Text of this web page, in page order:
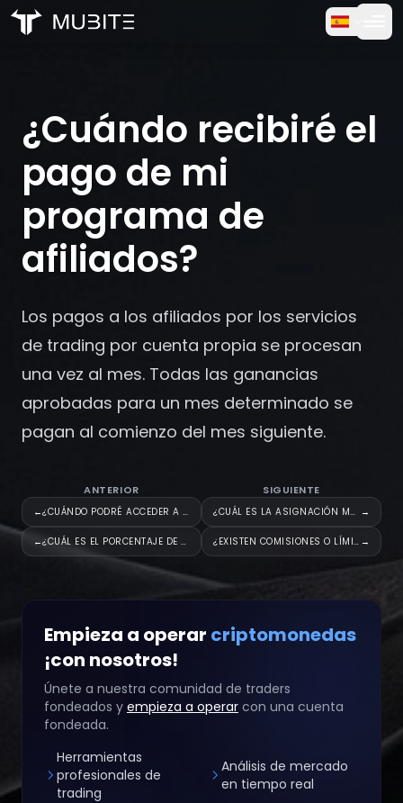
Testimonios
Trading
Iniciar sesión
Registrarse
¿Cuándo recibiré el pago de mi programa de afiliados?
¿Cuándo recibiré el
pago de mi
programa de
afiliados?
Los pagos a los afiliados por los servicios
de trading por cuenta propia se procesan
una vez al mes. Todas las ganancias
aprobadas para un mes determinado se
pagan al comienzo del mes siguiente.
ANTERIOR
← ¿CUÁNDO PODRÉ ACCEDER A MI CUE
← ¿CUÁL ES EL PORCENTAJE DE REPA
SIGUIENTE
¿CUÁL ES LA ASIGNACIÓN MÁXIMA? →
¿EXISTEN COMISIONES O LÍMITES →
Empieza a operar criptomonedas
¡con nosotros!
Únete a nuestra comunidad de traders
fondeados y empieza a operar con una cuenta
fondeada.
Herramientas
profesionales de
trading
Análisis de mercado
en tiempo real